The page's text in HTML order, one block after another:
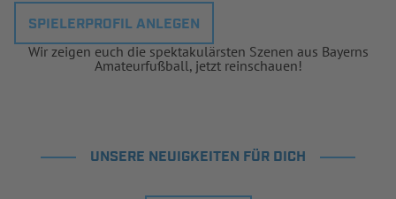
SPIELERPROFIL ANLEGEN
Wir zeigen euch die spektakulärsten Szenen aus Bayerns
Amateurfußball, jetzt reinschauen!
UNSERE NEUIGKEITEN FÜR DICH